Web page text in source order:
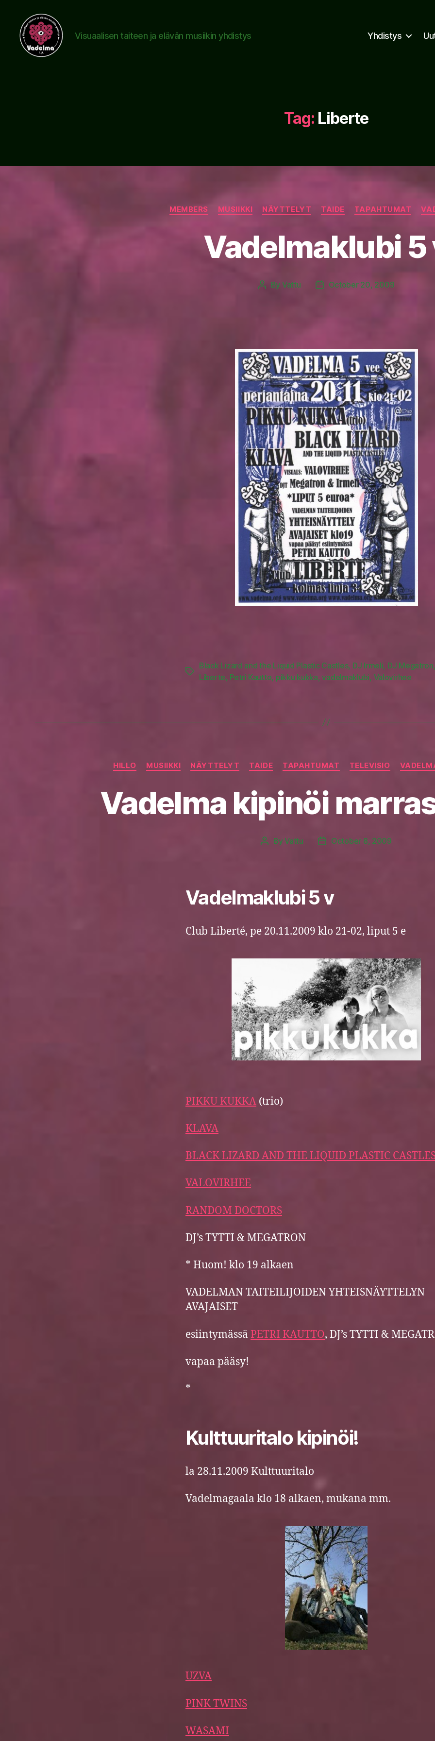
Visuaalisen taiteen ja elävän musiikin yhdistys Yhdistys
Tag: Liberte
Categories
MEMBERS MUSIIKKI NÄYTTELYT TAIDE TAPAHTUMAT
Vadelmaklubi 5
Post
By Vattu
PostOctober 20, 2009
Tags
Black Lizard and the Liquid Plastic Castles, DJ Irmeli, DJ Megatron
Liberte, Petri Kautto, pikku kukka,vadelmaklubi, Valovirhee
Categories
HILLO MUSIIKKI NÄYTTELYT TAIDE TAPAHTUMAT TELEVISIO
Vadelma kipinöi
PostByVattu
PostOctober 8, 2009
Vadelmaklubi 5 v
Club Liberté, pe 20.11.2009 klo 21-02, liput 5 e
PIKKU KUKKA (trio)
KLAVA
BLACK LIZARD AND THE LIQUID PLASTIC
VALOVIRHEE
RANDOM DOCTORS
DJ’s TYTTI & MEGATRON
* Huom! klo 19 alkaen
VADELMAN TAITEILIJOIDEN YHTEISNÄYTTELYN
AVAJAISET
esiintymässä PETRI KAUTTO, DJ’s TYTTI &
vapaa pääsy!
*
Kulttuuritalo kipinöi!
la 28.11.2009 Kulttuuritalo
Vadelmagaala klo 18 alkaen, mukana mm.
UZVA
PINK TWINS
WASAMI